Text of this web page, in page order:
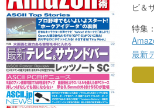
ビ＆
特集：
最新